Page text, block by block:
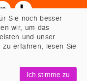
Sie noch besser
wir, um das
und unser
zu erfahren, lesen Sie
Ich stimme zu